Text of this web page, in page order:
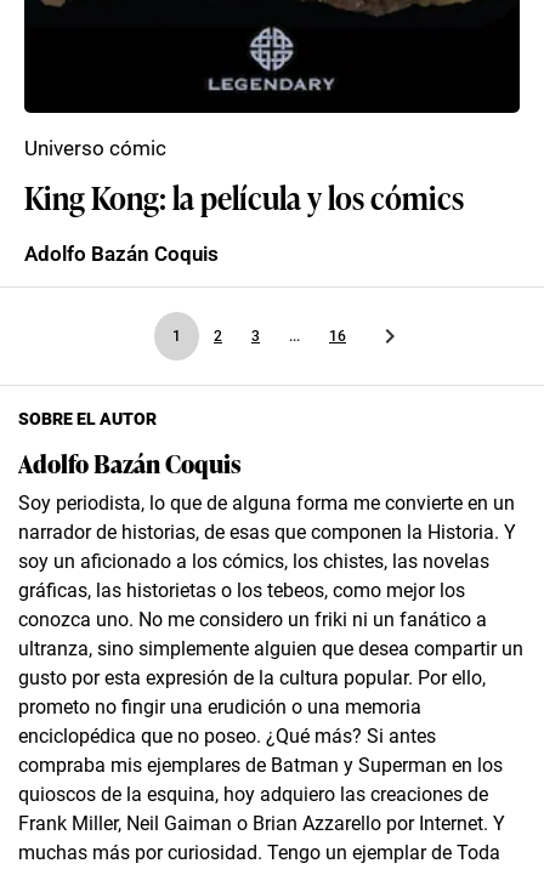
King Kong: la película y los cómics
Universo cómic
Adolfo Bazán Coquis
1 2 3 ... 16
SOBRE EL AUTOR
Adolfo Bazán Coquis
Soy periodista, lo que de alguna forma me convierte en un
narrador de historias, de esas que componen la Historia. Y
soy un aficionado a los cómics, los chistes, las novelas
gráficas, las historietas o los tebeos, como mejor los
conozca uno. No me considero un friki ni un fanático a
ultranza, sino simplemente alguien que desea compartir un
gusto por esta expresión de la cultura popular. Por ello,
prometo no fingir una erudición o una memoria
enciclopédica que no poseo. ¿Qué más? Si antes
compraba mis ejemplares de Batman y Superman en los
quioscos de la esquina, hoy adquiero las creaciones de
Frank Miller, Neil Gaiman o Brian Azzarello por Internet. Y
muchas más por curiosidad. Tengo un ejemplar de Toda